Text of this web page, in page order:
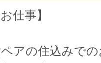
仕事】
アの住込みでの